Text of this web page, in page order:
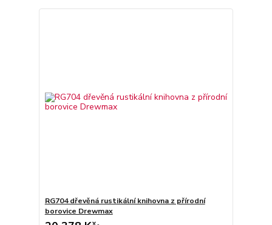
RG704 dřevěná rustikální knihovna z přírodní
borovice Drewmax